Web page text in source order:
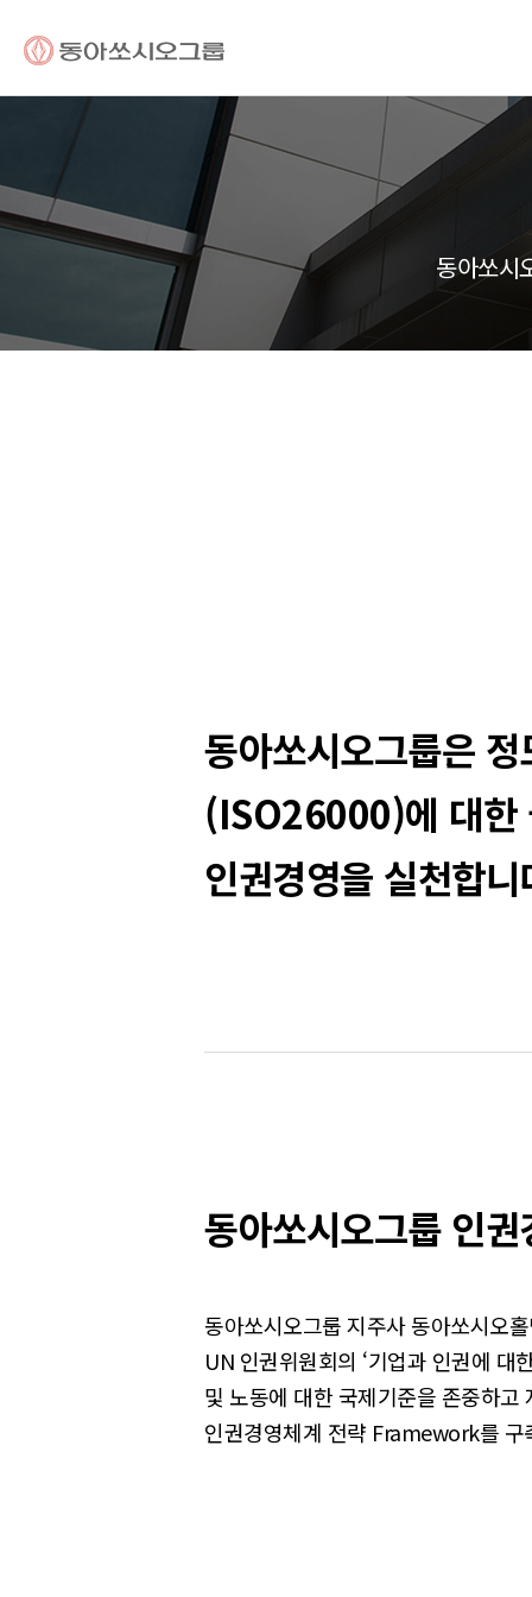
동아쏘시
동아쏘시오그룹은
(ISO26000)에 대한
인권경영을 실천합니
동아쏘시오그룹 인
동아쏘시오그룹 지주사 동아쏘시오
UN 인권위원회의 ‘기업과 인권에
및 노동에 대한 국제기준을 존중하
인권경영체계 전략 Framework를 구